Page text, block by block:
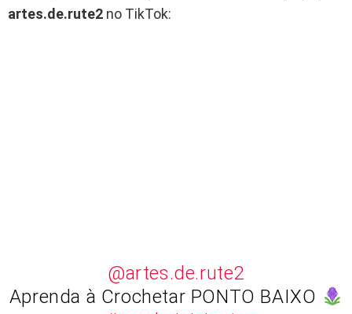
artes.de.rute2 no TikTok:
@artes.de.rute2
Aprenda à Crochetar PONTO BAIXO